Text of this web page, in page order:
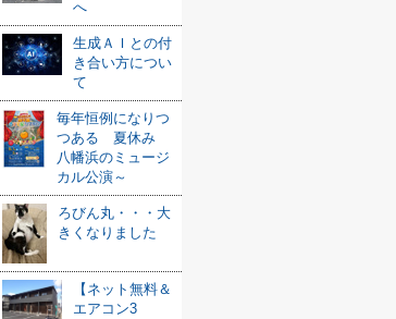
へ
生成ＡＩとの付
き合い方につい
て
毎年恒例になりつ
つある 夏休み
八幡浜のミュージ
カル公演～
ろびん丸・・・大
きくなりました
【ネット無料＆
エアコン3